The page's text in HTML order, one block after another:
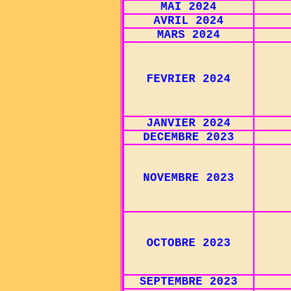
MAI 2024
AVRIL 2024
MARS 2024
FEVRIER 2024
JANVIER 2024
DECEMBRE 2023
NOVEMBRE 2023
OCTOBRE 2023
SEPTEMBRE 2023